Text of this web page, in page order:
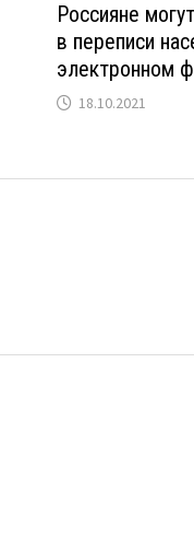
Россияне
в переписи
электронном
18.10.2021